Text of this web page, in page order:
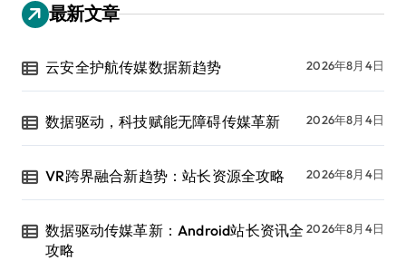
最新文章
云安全护航传媒数据新趋势 2026年8月4日
数据驱动，科技赋能无障碍传媒革新 2026年8月4日
VR跨界融合新趋势：站长资源全攻略 2026年8月4日
数据驱动传媒革新：Android站长资讯全
攻略
2026年8月4日